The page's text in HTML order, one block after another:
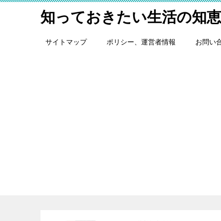
知っておきたい生活の知恵
サイトマップ ポリシー、運営者情報 お問い